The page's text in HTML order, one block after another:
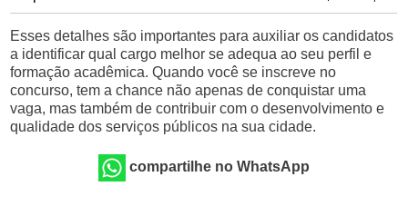
Esses detalhes são importantes para auxiliar os candidatos
a identificar qual cargo melhor se adequa ao seu perfil e
formação acadêmica. Quando você se inscreve no
concurso, tem a chance não apenas de conquistar uma
vaga, mas também de contribuir com o desenvolvimento e
qualidade dos serviços públicos na sua cidade.
compartilhe no WhatsApp